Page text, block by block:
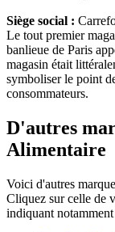
Siège social :
Le tout premier
banlieue de Paris
magasin était
symboliser le point
consommateurs.
D'autres
Alimentaire
Voici d'autres
Cliquez sur celle de
indiquant notamment